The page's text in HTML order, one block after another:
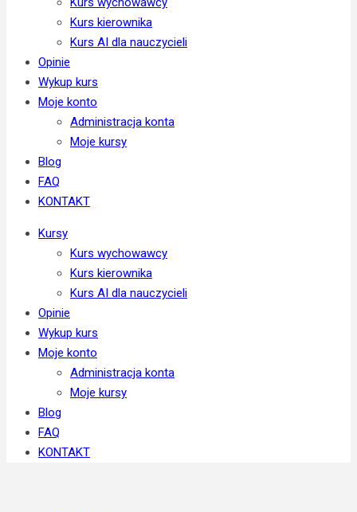
Kurs kierownika
Kurs AI dla nauczycieli
Opinie
Wykup kurs
Moje konto
Administracja konta
Moje kursy
Blog
FAQ
KONTAKT
Kursy
Kurs wychowawcy
Kurs kierownika
Kurs AI dla nauczycieli
Opinie
Wykup kurs
Moje konto
Administracja konta
Moje kursy
Blog
FAQ
KONTAKT